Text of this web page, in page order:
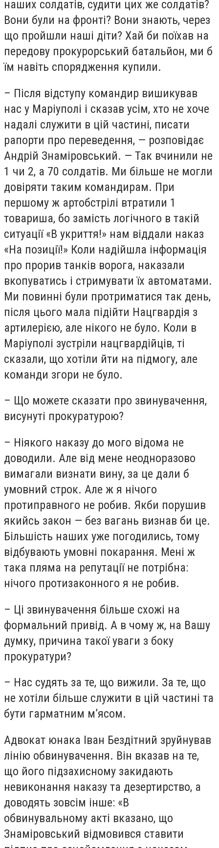
наших солдатів, судити цих же солдатів?
Вони були на фронті? Вони знають, через
що пройшли наші діти? Хай би поїхав на
передову прокурорський батальйон, ми б
їм навіть спорядження купили.
– Після відступу командир вишикував
нас у Маріуполі і сказав усім, хто не хоче
надалі служити в цій частині, писати
рапорти про переведення, — розповідає
Андрій Знаміровський. — Так вчинили не
1 чи 2, а 70 солдатів. Ми більше не могли
довіряти таким командирам. При
першому ж артобстрілі втратили 1
товариша, бо замість логічного в такій
ситуації «В укриття!» нам віддали наказ
«На позиції!» Коли надійшла інформація
про прорив танків ворога, наказали
вкопуватись і стримувати їх автоматами.
Ми повинні були протриматися так день,
після цього мала підійти Нацгвардія з
артилерією, але нікого не було. Коли в
Маріуполі зустріли нацгвардійців, ті
сказали, що хотіли йти на підмогу, але
команди згори не було.
– Що можете сказати про звинувачення,
висунуті прокуратурою?
– Ніякого наказу до мого відома не
доводили. Але від мене неодноразово
вимагали визнати вину, за це дали б
умовний строк. Але ж я нічого
протиправного не робив. Якби порушив
якийсь закон — без вагань визнав би це.
Більшість наших уже погодились, тому
відбувають умовні покарання. Мені ж
така пляма на репутації не потрібна:
нічого протизаконного я не робив.
– Ці звинувачення більше схожі на
формальний привід. А в чому ж, на Вашу
думку, причина такої уваги з боку
прокуратури?
– Нас судять за те, що вижили. За те, що
не хотіли більше служити в цій частині та
бути гарматним м’ясом.
Адвокат юнака Іван Бездітний зруйнував
лінію обвинувачення. Він вказав на те,
що його підзахисному закидають
невиконання наказу та дезертирство, а
доводять зовсім інше: «В
обвинувальному акті вказано, що
Знаміровський відмовився ставити